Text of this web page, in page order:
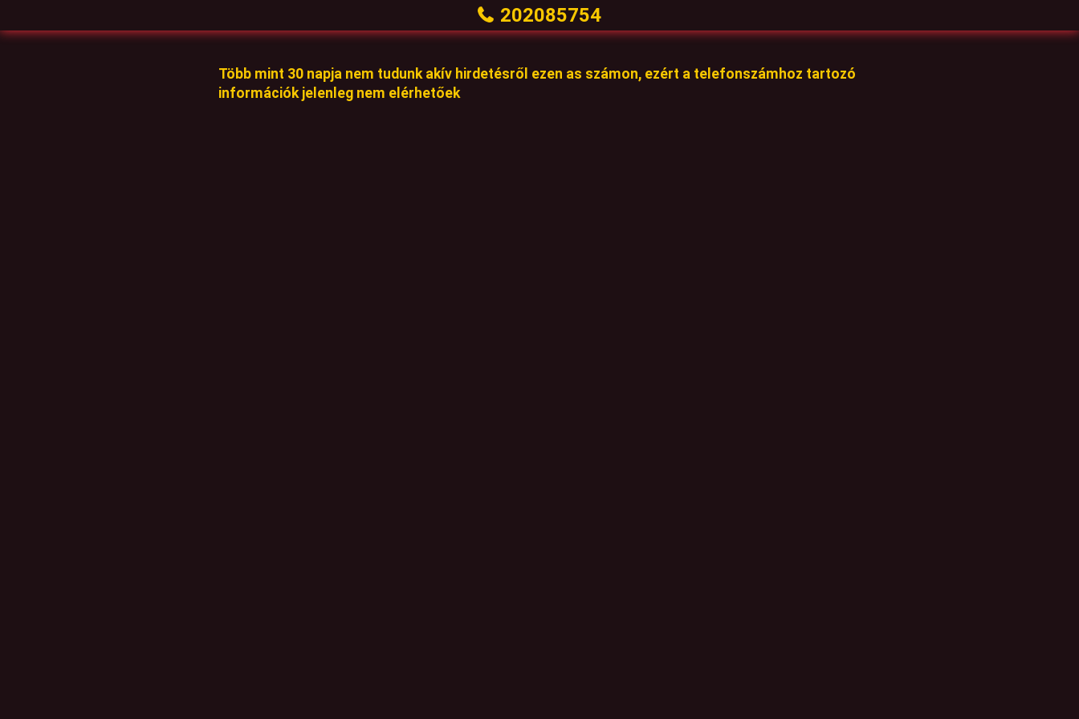
202085754
Több mint 30 napja nem tudunk akív hirdetésről ezen as számon, ezért a telefonszámhoz tartozó
információk jelenleg nem elérhetőek